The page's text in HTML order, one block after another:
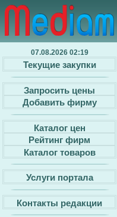
07.08.2026 02:19
Текущие закупки
Запросить цены
Добавить фирму
Каталог цен
Рейтинг фирм
Каталог товаров
Услуги портала
Контакты редакции